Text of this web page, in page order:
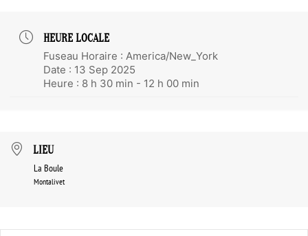
HEURE LOCALE
Fuseau Horaire : America/New_York
Date : 13 Sep 2025
Heure : 8 h 30 min - 12 h 00 min
LIEU
La Boule
Montalivet